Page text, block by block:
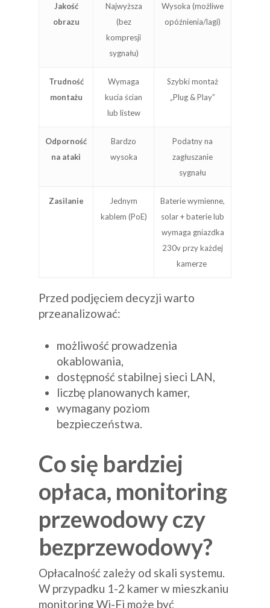
Jakość
obrazu
Najwyższa
(bez
kompresji
sygnału)
Wysoka (możliwe
opóźnienia/lagi)
Trudność
montażu
Wymaga
kucia ścian
lub listew
Szybki montaż
„Plug & Play”
Odporność
na ataki
Bardzo
wysoka
Podatny na
zagłuszanie
sygnału
Zasilanie
Jednym
kablem (PoE)
Baterie wymienne,
solar + baterie lub
wymaga gniazdka
230v przy każdej
kamerze
Przed podjęciem decyzji warto
przeanalizować:
możliwość prowadzenia
okablowania,
dostępność stabilnej sieci LAN,
liczbę planowanych kamer,
wymagany poziom
bezpieczeństwa.
Co się bardziej
opłaca, monitoring
przewodowy czy
bezprzewodowy?
Opłacalność zależy od skali systemu.
W przypadku 1-2 kamer w mieszkaniu
monitoring Wi-Fi może być